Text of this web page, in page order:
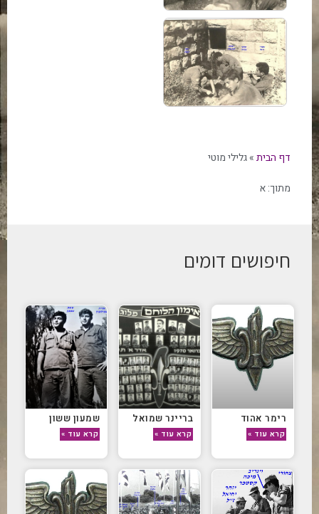
דף הבית»גלילי מוטי
מתוך:א
חיפושים דומים
רימר אהוד
קרא עוד »
בריינר שמואל
קרא עוד »
שמעון ששון
קרא עוד »